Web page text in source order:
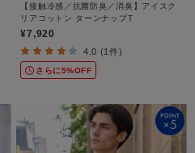
【接触冷感／抗菌防臭／消臭】アイスク
リアコットン ターンナップT
¥7,920
4.0 (1件)
さらに5%OFF